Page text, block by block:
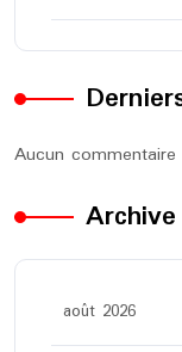
Aucun
Archive
août 2026